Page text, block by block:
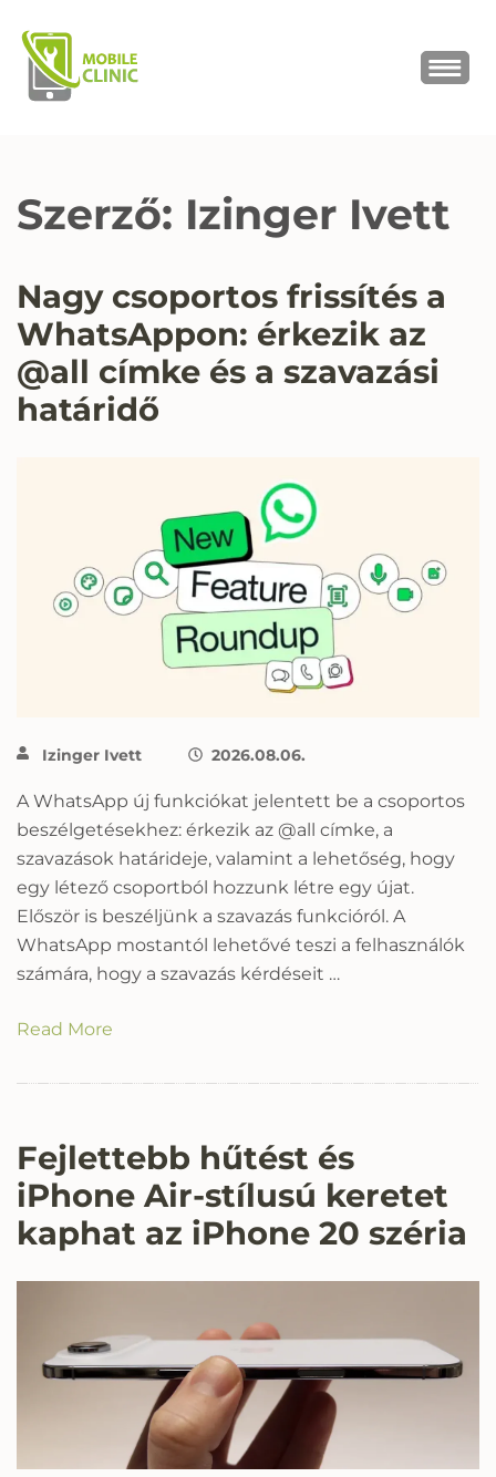
Szerző: Izinger Ivett
Nagy csoportos frissítés a
WhatsAppon: érkezik az
@all címke és a szavazási
határidő
Izinger Ivett 2026.08.06.
A WhatsApp új funkciókat jelentett be a csoportos
beszélgetésekhez: érkezik az @all címke, a
szavazások határideje, valamint a lehetőség, hogy
egy létező csoportból hozzunk létre egy újat.
Először is beszéljünk a szavazás funkcióról. A
WhatsApp mostantól lehetővé teszi a felhasználók
számára, hogy a szavazás kérdéseit …
Read More
Fejlettebb hűtést és
iPhone Air-stílusú keretet
kaphat az iPhone 20 széria